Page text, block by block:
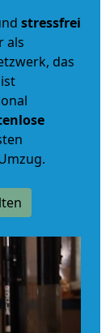
stressfrei
als
das